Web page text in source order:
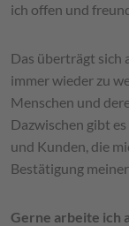
ich offen und
Das überträgt sich
immer wieder zu
Menschen und
Dazwischen gibt
und Kunden, die
Bestätigung
Gerne arbeite ich